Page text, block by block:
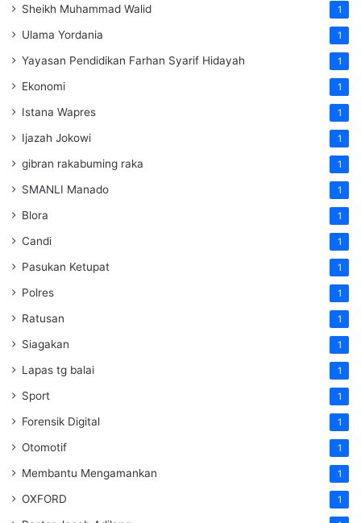
Sheikh Muhammad Walid 1
Ulama Yordania 1
Yayasan Pendidikan Farhan Syarif Hidayah 1
Ekonomi 1
Istana Wapres 1
Ijazah Jokowi 1
gibran rakabuming raka 1
SMANLI Manado 1
Blora 1
Candi 1
Pasukan Ketupat 1
Polres 1
Ratusan 1
Siagakan 1
Lapas tg balai 1
Sport 1
Forensik Digital 1
Otomotif 1
Membantu Mengamankan 1
OXFORD 1